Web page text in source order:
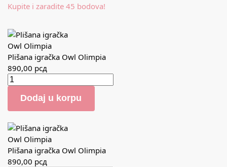
Kupite i zaradite 45 bodova!
Plišana igračka Owl Olimpia
890,00 рсд
Dodaj u korpu
Plišana igračka Owl Olimpia
890,00 рсд